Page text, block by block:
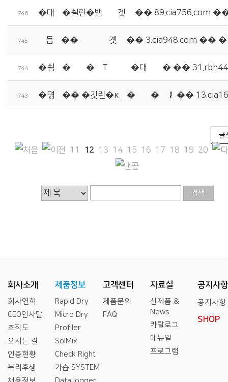
746 �대컮�쇨린�뱀씪諛곗넚 �� 89.cia756.com
745 移듭뒪��珥앹븣諛곗넚 �� 3.cia948.com ��
744 �쇰쭏�좉쾶�꾨Т猷뚮떎�대컺湲� ��
743 �명꽣�� �깃린�κ컻�좎젣�먮ℓ ��
글
11 12 13 14 15 16 17 18 19 20
회사소개
회사연혁
CEO인사말
조직도
오시는 길
인증현황
복리후생
제품정보
Rapid Dry
Micro Dry
Profiler
SolMix
Check Right
가습 SYSTEM
고객센터
제품문의
FAQ
자료실
신제품 &
News
카탈로그
메뉴얼
프로그램
공지사항
공지사항
SHOP